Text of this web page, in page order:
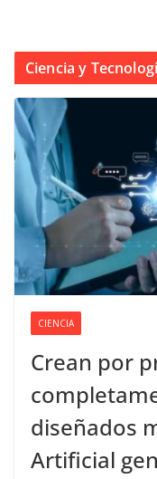
Ciencia y
CIENCIA
Crean por
diseñados
Artificial